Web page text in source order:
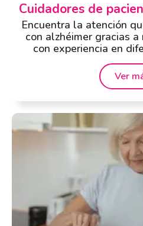
Cuidadores de
Encuentra la atención
con alzhéimer gracias
con experiencia en
Ver